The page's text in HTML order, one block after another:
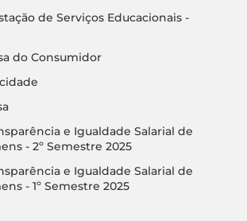
de Serviços Educacionais -
do Consumidor
e Igualdade Salarial de
- 2º Semestre 2025
e Igualdade Salarial de
- 1º Semestre 2025